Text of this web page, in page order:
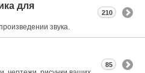
для
звука.
210
85